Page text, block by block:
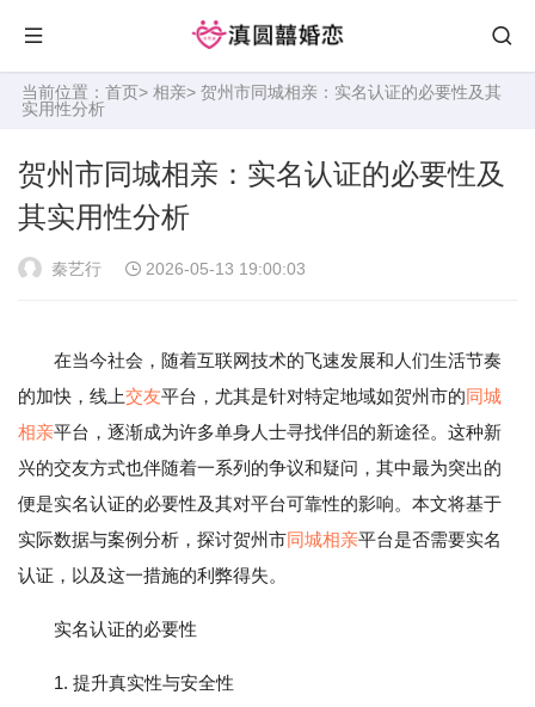
当前位置： 首页> 相亲> 贺州市同城相亲：实名认证的必要性及其
实用性分析
贺州市同城相亲：实名认证的必要性及
其实用性分析
秦艺行 2026-05-13 19:00:03
在当今社会，随着互联网技术的飞速发展和人们生活节奏
的加快，线上交友平台，尤其是针对特定地域如贺州市的同城
相亲平台，逐渐成为许多单身人士寻找伴侣的新途径。这种新
兴的交友方式也伴随着一系列的争议和疑问，其中最为突出的
便是实名认证的必要性及其对平台可靠性的影响。本文将基于
实际数据与案例分析，探讨贺州市同城相亲平台是否需要实名
认证，以及这一措施的利弊得失。
实名认证的必要性
1. 提升真实性与安全性